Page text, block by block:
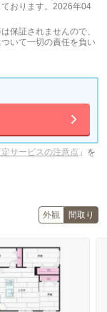
ております。2026年04
保証されませんので、
いて一切の責任を負い
サービスの注意点 」を
外観 間取り